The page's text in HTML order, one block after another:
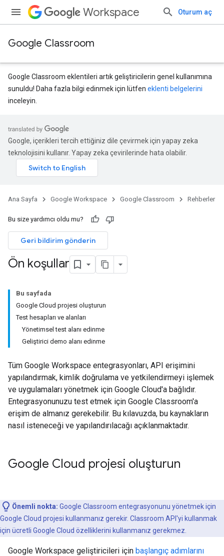
Workspace Oturum aç
Google Classroom
Google Classroom eklentileri artık geliştiricilerin genel kullanımına
sunuldu! Daha fazla bilgi edinmek için lütfen eklenti belgelerini
inceleyin.
Google, içerikleri tercih ettiğiniz dile çevirmek için yapay zeka
teknolojisini kullanır. Yapay zeka çevirilerinde hata olabilir.
Ana Sayfa Google Workspace Google Classroom Rehberler
Bu size yardımcı oldu mu?
Geri bildirim gönderin
Ön koşullar
Bu sayfada
Google Cloud projesi oluşturun
Test hesapları ve alanları
Yönetimsel test alanı edinme
Geliştirici demo alanı edinme
Tüm Google Workspace entegrasyonları, API erişimini
yapılandırmak, kimlik doğrulama ve yetkilendirmeyi işlemek
ve uygulamaları yönetmek için Google Cloud'a bağlıdır.
Entegrasyonunuzu test etmek için Google Classroom'a
erişim de almanız gerekebilir. Bu kılavuzda, bu kaynakların
nasıl isteneceği ve yapılandırılacağı açıklanmaktadır.
Google Cloud projesi oluşturun
Önemli nokta: Google Classroom entegrasyonunu yönetmek için
Google Cloud projesi kullanmanız gerekir. Classroom API'yi kullanmak
için ücretli Google Cloud özelliklerini kullanmanız gerekmez.
Google Workspace geliştiricileri için başlangıç adımlarını